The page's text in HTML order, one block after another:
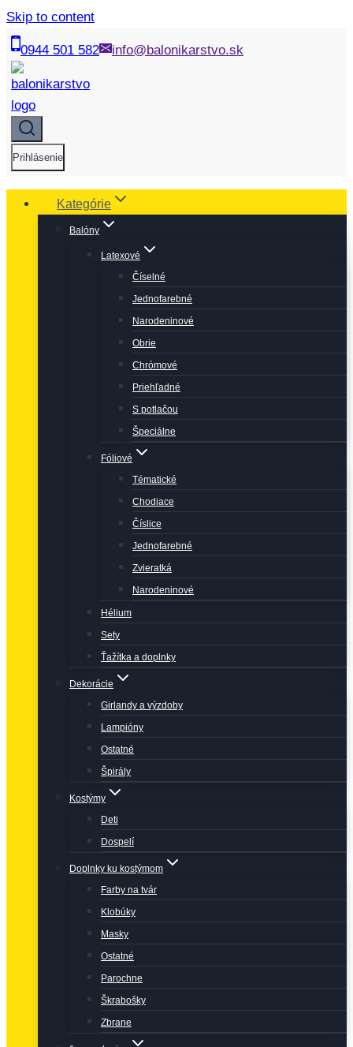
Skip to content
0944 501 582 info@balonikarstvo.sk
Prihlásenie
Kategórie
Balóny
Latexové
Číselné
Jednofarebné
Narodeninové
Obrie
Chrómové
Priehľadné
S potlačou
Špeciálne
Fóliové
Tématické
Chodiace
Číslice
Jednofarebné
Zvieratká
Narodeninové
Hélium
Sety
Ťažítka a doplnky
Dekorácie
Girlandy a výzdoby
Lampióny
Ostatné
Špirály
Kostýmy
Deti
Dospelí
Doplnky ku kostýmom
Farby na tvár
Klobúky
Masky
Ostatné
Parochne
Škrabošky
Zbrane